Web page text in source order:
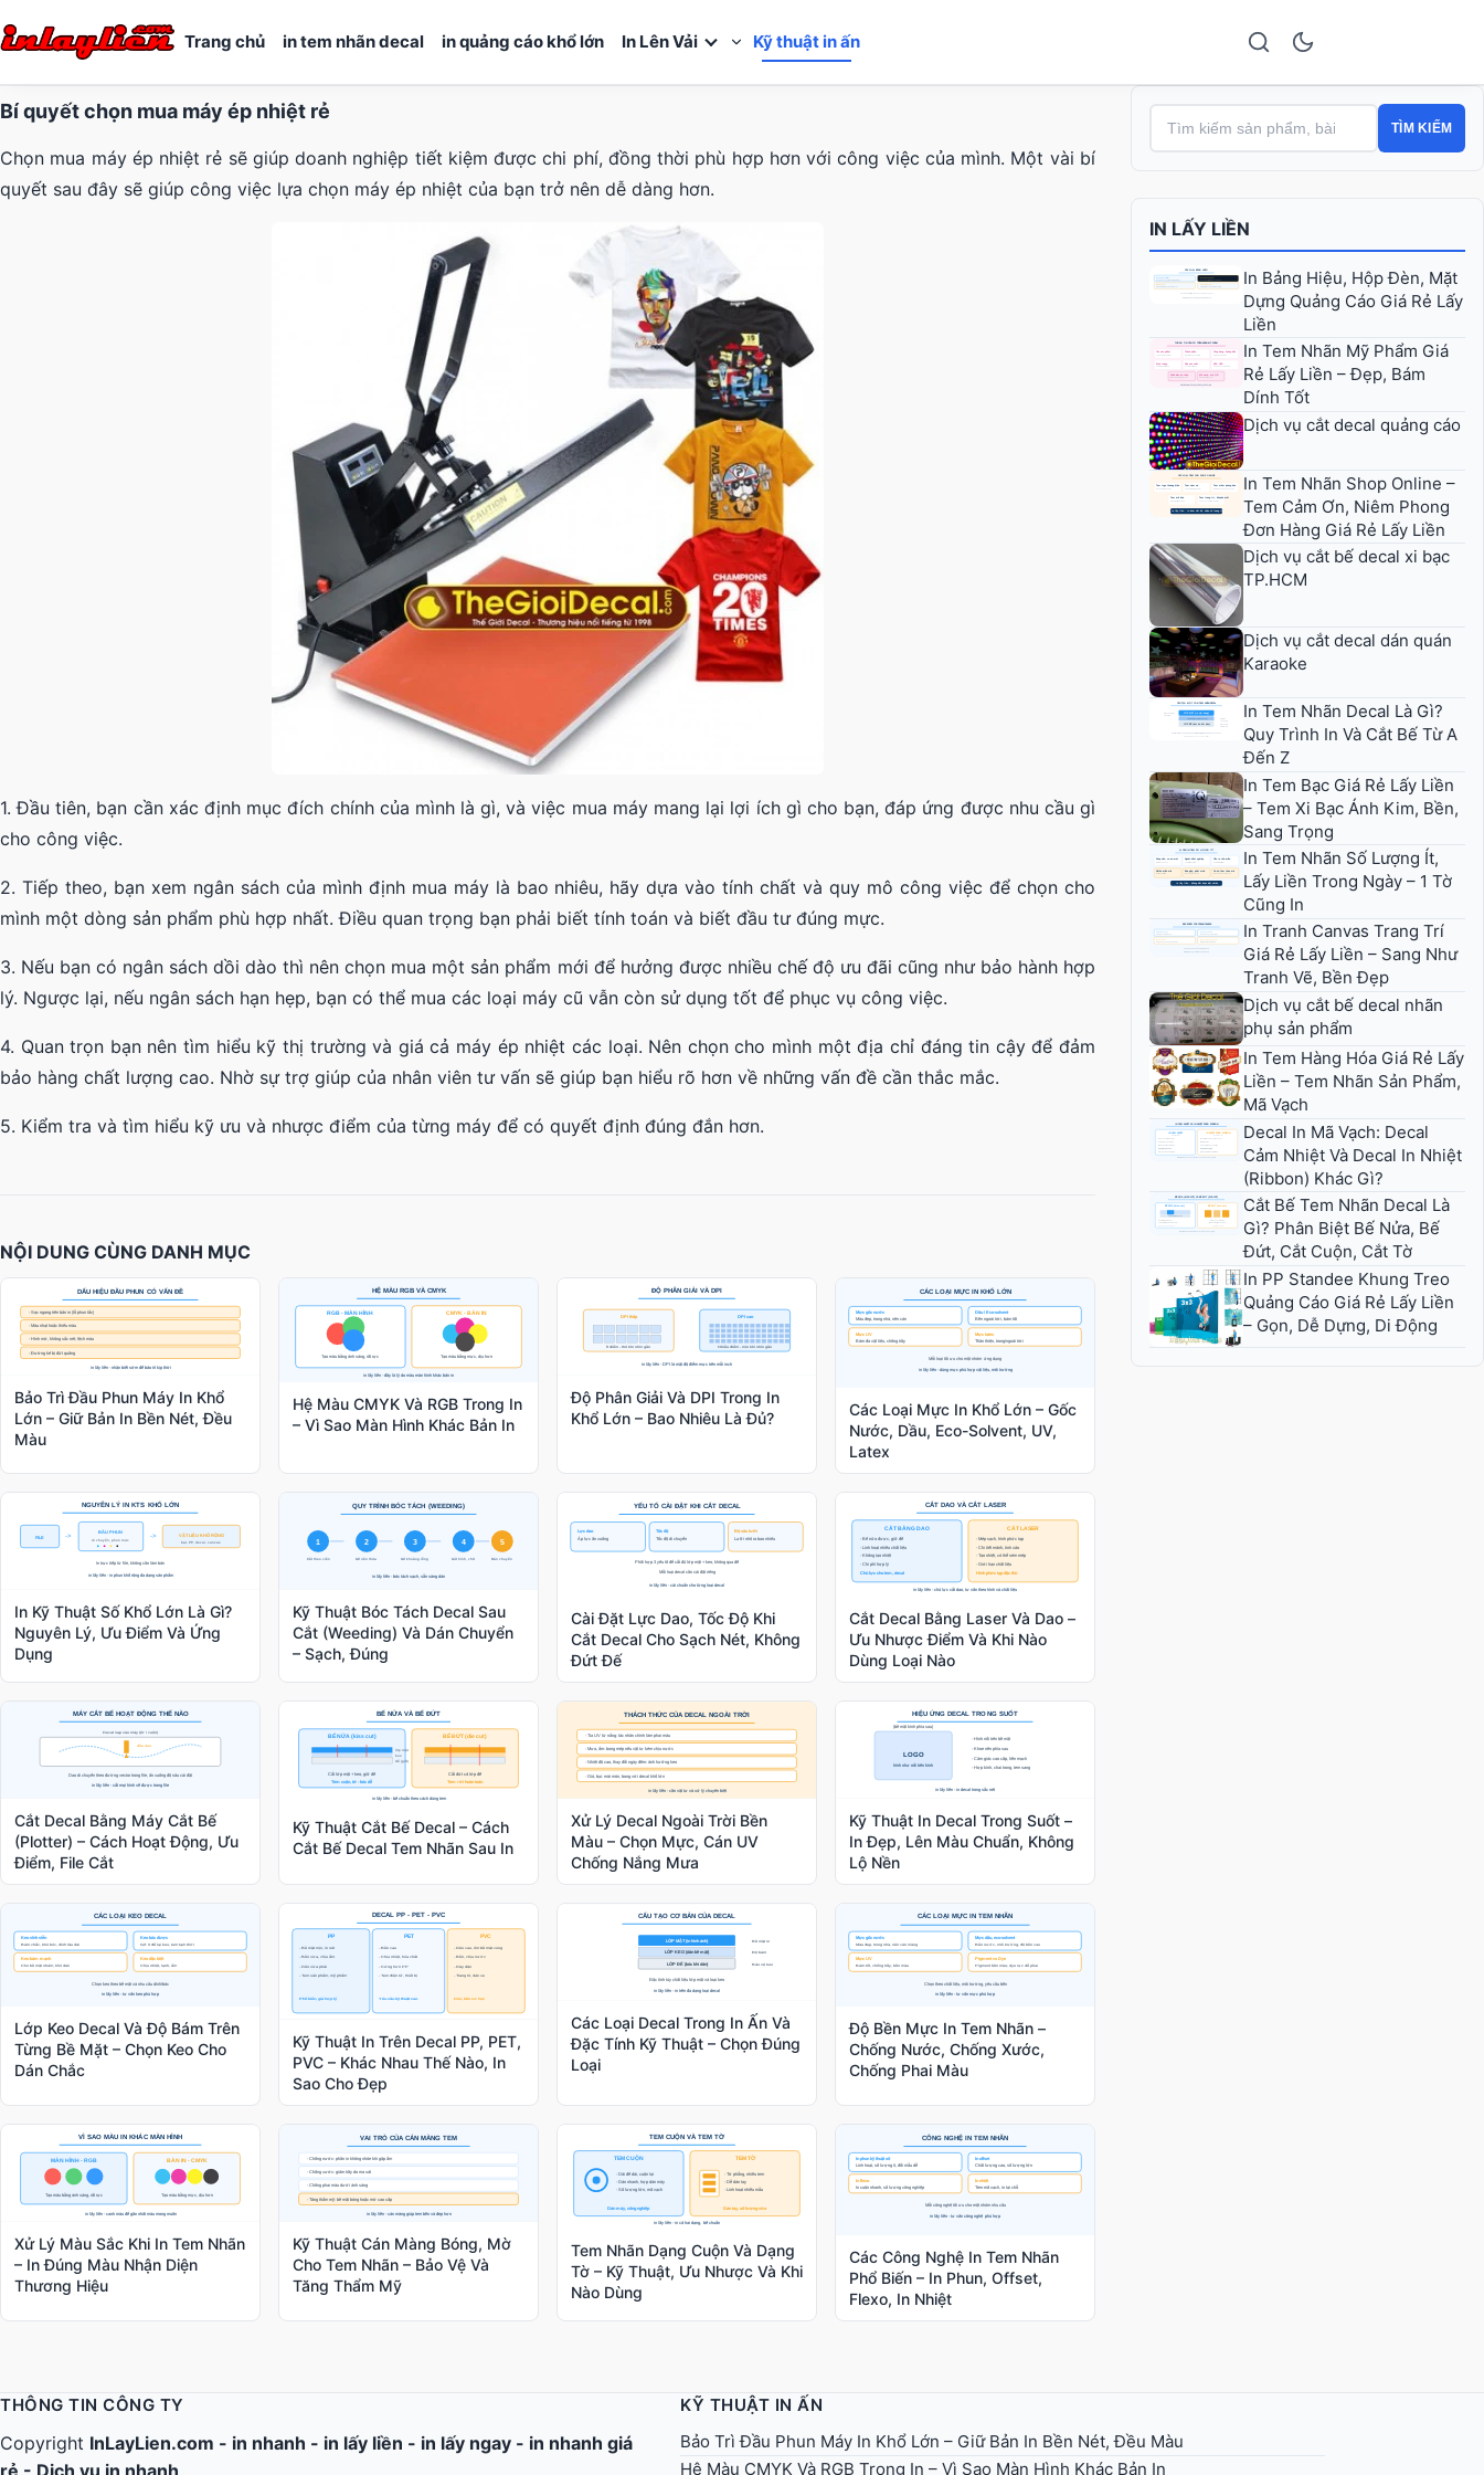
Trang chủ in tem nhãn decal in quảng cáo khổ lớn In Lên Vải Kỹ thuật in ấn
Bí quyết chọn mua máy ép nhiệt rẻ
Chọn mua máy ép nhiệt rẻ sẽ giúp doanh nghiệp tiết kiệm được chi phí, đồng thời phù hợp hơn với công việc của mình. Một vài bí
quyết sau đây sẽ giúp công việc lựa chọn máy ép nhiệt của bạn trở nên dễ dàng hơn.
1. Đầu tiên, bạn cần xác định mục đích chính của mình là gì, và việc mua máy mang lại lợi ích gì cho bạn, đáp ứng được nhu cầu gì
cho công việc.
2. Tiếp theo, bạn xem ngân sách của mình định mua máy là bao nhiêu, hãy dựa vào tính chất và quy mô công việc để chọn cho
mình một dòng sản phẩm phù hợp nhất. Điều quan trọng bạn phải biết tính toán và biết đầu tư đúng mực.
3. Nếu bạn có ngân sách dồi dào thì nên chọn mua một sản phẩm mới để hưởng được nhiều chế độ ưu đãi cũng như bảo hành hợp
lý. Ngược lại, nếu ngân sách hạn hẹp, bạn có thể mua các loại máy cũ vẫn còn sử dụng tốt để phục vụ công việc.
4. Quan trọn bạn nên tìm hiểu kỹ thị trường và giá cả máy ép nhiệt các loại. Nên chọn cho mình một địa chỉ đáng tin cậy để đảm
bảo hàng chất lượng cao. Nhờ sự trợ giúp của nhân viên tư vấn sẽ giúp bạn hiểu rõ hơn về những vấn đề cần thắc mắc.
5. Kiểm tra và tìm hiểu kỹ ưu và nhược điểm của từng máy để có quyết định đúng đắn hơn.
NỘI DUNG CÙNG DANH MỤC
Bảo Trì Đầu Phun Máy In Khổ
Lớn – Giữ Bản In Bền Nét, Đều
Màu
Hệ Màu CMYK Và RGB Trong In
– Vì Sao Màn Hình Khác Bản In
Độ Phân Giải Và DPI Trong In
Khổ Lớn – Bao Nhiêu Là Đủ?
Các Loại Mực In Khổ Lớn – Gốc
Nước, Dầu, Eco-Solvent, UV,
Latex
In Kỹ Thuật Số Khổ Lớn Là Gì?
Nguyên Lý, Ưu Điểm Và Ứng
Dụng
Kỹ Thuật Bóc Tách Decal Sau
Cắt (Weeding) Và Dán Chuyển
– Sạch, Đúng
Cài Đặt Lực Dao, Tốc Độ Khi
Cắt Decal Cho Sạch Nét, Không
Đứt Đế
Cắt Decal Bằng Laser Và Dao –
Ưu Nhược Điểm Và Khi Nào
Dùng Loại Nào
Cắt Decal Bằng Máy Cắt Bế
(Plotter) – Cách Hoạt Động, Ưu
Điểm, File Cắt
Kỹ Thuật Cắt Bế Decal – Cách
Cắt Bế Decal Tem Nhãn Sau In
Xử Lý Decal Ngoài Trời Bền
Màu – Chọn Mực, Cán UV
Chống Nắng Mưa
Kỹ Thuật In Decal Trong Suốt –
In Đẹp, Lên Màu Chuẩn, Không
Lộ Nền
Lớp Keo Decal Và Độ Bám Trên
Từng Bề Mặt – Chọn Keo Cho
Dán Chắc
Kỹ Thuật In Trên Decal PP, PET,
PVC – Khác Nhau Thế Nào, In
Sao Cho Đẹp
Các Loại Decal Trong In Ấn Và
Đặc Tính Kỹ Thuật – Chọn Đúng
Loại
Độ Bền Mực In Tem Nhãn –
Chống Nước, Chống Xước,
Chống Phai Màu
Xử Lý Màu Sắc Khi In Tem Nhãn
– In Đúng Màu Nhận Diện
Thương Hiệu
Kỹ Thuật Cán Màng Bóng, Mờ
Cho Tem Nhãn – Bảo Vệ Và
Tăng Thẩm Mỹ
Tem Nhãn Dạng Cuộn Và Dạng
Tờ – Kỹ Thuật, Ưu Nhược Và Khi
Nào Dùng
Các Công Nghệ In Tem Nhãn
Phổ Biến – In Phun, Offset,
Flexo, In Nhiệt
TÌM KIẾM
IN LẤY LIỀN
In Bảng Hiệu, Hộp Đèn, Mặt
Dựng Quảng Cáo Giá Rẻ Lấy
Liền
In Tem Nhãn Mỹ Phẩm Giá
Rẻ Lấy Liền – Đẹp, Bám
Dính Tốt
Dịch vụ cắt decal quảng cáo
In Tem Nhãn Shop Online –
Tem Cảm Ơn, Niêm Phong
Đơn Hàng Giá Rẻ Lấy Liền
Dịch vụ cắt bế decal xi bạc
TP.HCM
Dịch vụ cắt decal dán quán
Karaoke
In Tem Nhãn Decal Là Gì?
Quy Trình In Và Cắt Bế Từ A
Đến Z
In Tem Bạc Giá Rẻ Lấy Liền
– Tem Xi Bạc Ánh Kim, Bền,
Sang Trọng
In Tem Nhãn Số Lượng Ít,
Lấy Liền Trong Ngày – 1 Tờ
Cũng In
In Tranh Canvas Trang Trí
Giá Rẻ Lấy Liền – Sang Như
Tranh Vẽ, Bền Đẹp
Dịch vụ cắt bế decal nhãn
phụ sản phẩm
In Tem Hàng Hóa Giá Rẻ Lấy
Liền – Tem Nhãn Sản Phẩm,
Mã Vạch
Decal In Mã Vạch: Decal
Cảm Nhiệt Và Decal In Nhiệt
(Ribbon) Khác Gì?
Cắt Bế Tem Nhãn Decal Là
Gì? Phân Biệt Bế Nửa, Bế
Đứt, Cắt Cuộn, Cắt Tờ
In PP Standee Khung Treo
Quảng Cáo Giá Rẻ Lấy Liền
– Gọn, Dễ Dựng, Di Động
THÔNG TIN CÔNG TY
Copyright InLayLien.com - in nhanh - in lấy liền - in lấy ngay - in nhanh giá
rẻ - Dịch vụ in nhanh
KỸ THUẬT IN ẤN
Bảo Trì Đầu Phun Máy In Khổ Lớn – Giữ Bản In Bền Nét, Đều Màu
Hệ Màu CMYK Và RGB Trong In – Vì Sao Màn Hình Khác Bản In